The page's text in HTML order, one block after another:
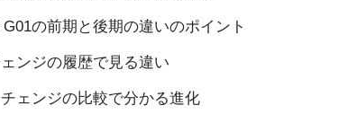
の前期と後期の違いのポイント
ンジの履歴で見る違い
ェンジの比較で分かる進化